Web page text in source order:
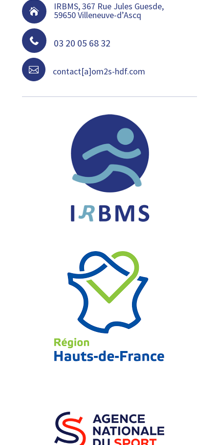
 IRBMS, 367 Rue Jules Guesde,
59650 Villeneuve-d’Ascq
 03 20 05 68 32
 contact[a]om2s-hdf.com